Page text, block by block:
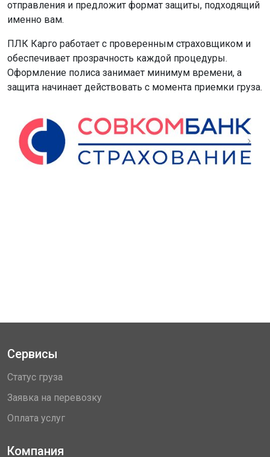
отправления и предложит формат защиты, подходящий
именно вам.
ПЛК Карго работает с проверенным страховщиком и
обеспечивает прозрачность каждой процедуры.
Оформление полиса занимает минимум времени, а
защита начинает действовать с момента приемки груза.
Сервисы
Статус груза
Заявка на перевозку
Оплата услуг
Компания